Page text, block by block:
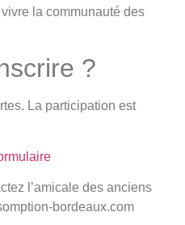
la communauté des
?
La participation est
l’amicale des anciens
bordeaux.com